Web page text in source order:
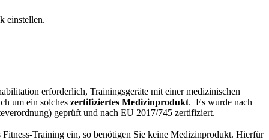
einstellen.
erforderlich, Trainingsgeräte mit einer medizinischen
um ein solches zertifiziertes Medizinprodukt. Es wurde nach
geprüft und nach EU 2017/745 zertifiziert.
Training ein, so benötigen Sie keine Medizinprodukt. Hierfür